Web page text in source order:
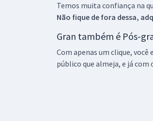
Temos muita confiança na
Não fique de fora dessa,
Gran também é Pós-
Com apenas um clique,
público que almeja, e já